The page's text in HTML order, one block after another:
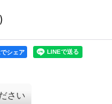
シェア
さい